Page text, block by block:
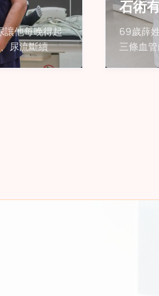
讓他每晚得起
尿流斷續
石術
69歲薛
三條血